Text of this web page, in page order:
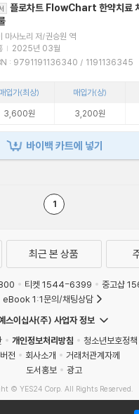
플로차트 FlowChart 한약치료
마사노리 저/권승원 역
| 2025년 03월
ISBN : 9791191136340 / 1191136345
매입가(최상) 매입가(상)
3,600원 3,200원
바이백 카트에 넣기
1
최근 본 상품
티켓 1544-6399
중고샵
eBook 1:1문의/채팅상담
스이십사(주) 사업자 정보
개인정보처리방침
청소년보호정책
전
회사소개
거래처관계자께
도서홍보
광고
© YES24 Corp. All Rights Reserved.